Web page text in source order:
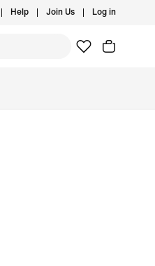
Help Join Us Log in